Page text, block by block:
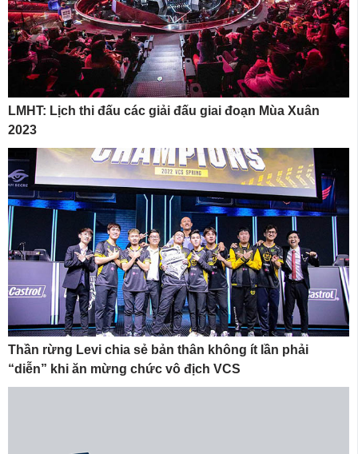
LMHT: Lịch thi đấu các giải đấu giai đoạn Mùa Xuân
2023
Thần rừng Levi chia sẻ bản thân không ít lần phải
“diễn” khi ăn mừng chức vô địch VCS